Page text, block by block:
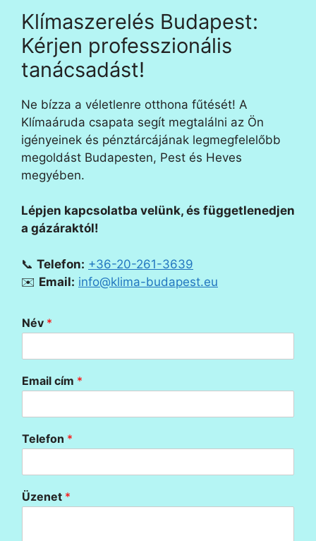
Klímaszerelés Budapest:
Kérjen professzionális
tanácsadást!
Ne bízza a véletlenre otthona fűtését! A
Klímaáruda csapata segít megtalálni az Ön
igényeinek és pénztárcájának legmegfelelőbb
megoldást Budapesten, Pest és Heves
megyében.
Lépjen kapcsolatba velünk, és függetlenedjen
a gázáraktól!
📞 Telefon: +36-20-261-3639
✉️ Email: info@klima-budapest.eu
Név *
Email cím *
Telefon *
Üzenet *